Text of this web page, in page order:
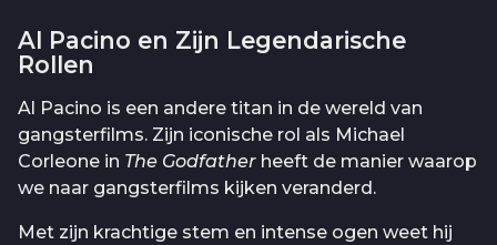
Al Pacino en Zijn Legendarische
Rollen
Al Pacino is een andere titan in de wereld van
gangsterfilms. Zijn iconische rol als Michael
Corleone in The Godfather heeft de manier waarop
we naar gangsterfilms kijken veranderd.
Met zijn krachtige stem en intense ogen weet hij